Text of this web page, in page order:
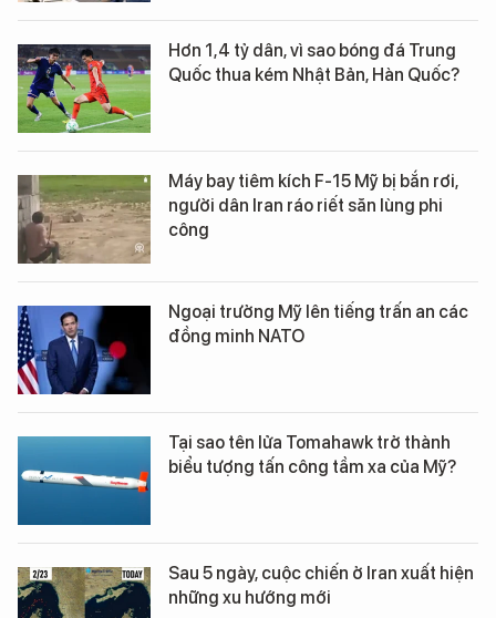
Hơn 1,4 tỷ dân, vì sao bóng đá Trung
Quốc thua kém Nhật Bản, Hàn Quốc?
Máy bay tiêm kích F-15 Mỹ bị bắn rơi,
người dân Iran ráo riết săn lùng phi
công
Ngoại trưởng Mỹ lên tiếng trấn an các
đồng minh NATO
Tại sao tên lửa Tomahawk trở thành
biểu tượng tấn công tầm xa của Mỹ?
Sau 5 ngày, cuộc chiến ở Iran xuất hiện
những xu hướng mới